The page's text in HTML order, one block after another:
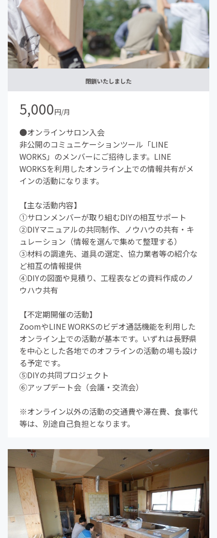
閉鎖いたしました
5,000円/月
●オンラインサロン入会
非公開のコミュニケーションツール「LINE
WORKS」のメンバーにご招待します。LINE
WORKSを利用したオンライン上での情報共有がメ
インの活動になります。
【主な活動内容】
①サロンメンバーが取り組むDIYの相互サポート
②DIYマニュアルの共同制作、ノウハウの共有・キ
ュレーション（情報を選んで集めて整理する）
③材料の調達先、道具の選定、協力業者等の紹介な
ど相互の情報提供
④DIYの図面や見積り、工程表などの資料作成のノ
ウハウ共有
【不定期開催の活動】
ZoomやLINE WORKSのビデオ通話機能を利用した
オンライン上での活動が基本です。いずれは長野県
を中心とした各地でのオフラインの活動の場も設け
る予定です。
⑤DIYの共同プロジェクト
⑥アップデート会（会議・交流会）
※オンライン以外の活動の交通費や滞在費、食事代
等は、別途自己負担となります。